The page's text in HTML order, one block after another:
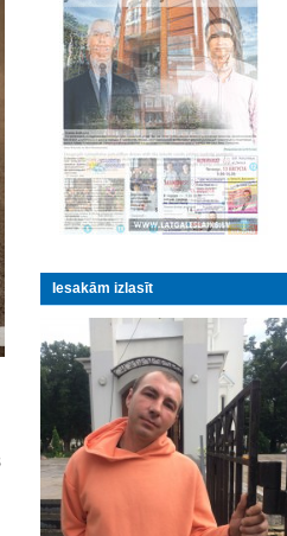
Iesakām izlasīt